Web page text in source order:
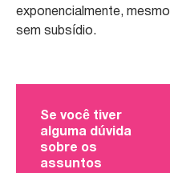
exponencialmente, mesmo
sem subsídio.
Se você tiver
alguma dúvida
sobre os
assuntos